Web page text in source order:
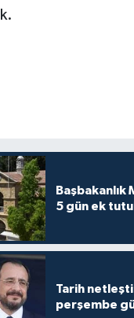
Başbakanlık
5 gün ek
Tarih
perşembe